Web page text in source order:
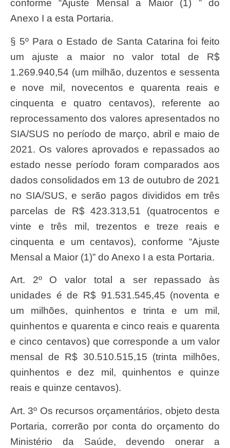
conforme “Ajuste Mensal a Maior (1) ” do
Anexo I a esta Portaria.
§ 5º Para o Estado de Santa Catarina foi feito
um ajuste a maior no valor total de R$
1.269.940,54 (um milhão, duzentos e sessenta
e nove mil, novecentos e quarenta reais e
cinquenta e quatro centavos), referente ao
reprocessamento dos valores apresentados no
SIA/SUS no período de março, abril e maio de
2021. Os valores aprovados e repassados ao
estado nesse período foram comparados aos
dados consolidados em 13 de outubro de 2021
no SIA/SUS, e serão pagos divididos em três
parcelas de R$ 423.313,51 (quatrocentos e
vinte e três mil, trezentos e treze reais e
cinquenta e um centavos), conforme “Ajuste
Mensal a Maior (1)” do Anexo I a esta Portaria.
Art. 2º O valor total a ser repassado às
unidades é de R$ 91.531.545,45 (noventa e
um milhões, quinhentos e trinta e um mil,
quinhentos e quarenta e cinco reais e quarenta
e cinco centavos) que corresponde a um valor
mensal de R$ 30.510.515,15 (trinta milhões,
quinhentos e dez mil, quinhentos e quinze
reais e quinze centavos).
Art. 3º Os recursos orçamentários, objeto desta
Portaria, correrão por conta do orçamento do
Ministério da Saúde, devendo onerar a